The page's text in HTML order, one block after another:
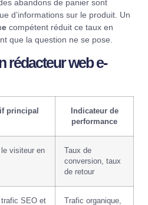
abandons de panier sont
d’informations sur le produit. Un
compétent réduit ce taux en
que la question ne se pose.
rédacteur web e-
principal
Indicateur de
performance
visiteur en
Taux de
conversion, taux
de retour
SEO et Trafic organique,